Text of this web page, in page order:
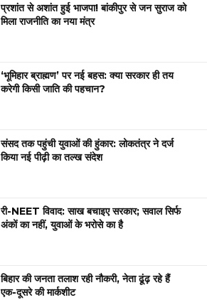
प्रशांत से अशांत हुई भाजपा! बांकीपुर से जन सुराज को
मिला राजनीति का नया मंत्र
‘भूमिहार ब्राह्मण’ पर नई बहस: क्या सरकार ही तय
करेगी किसी जाति की पहचान?
संसद तक पहुंची युवाओं की हुंकार: लोकतंत्र ने दर्ज
किया नई पीढ़ी का तल्ख संदेश
री-NEET विवाद: साख बचाइए सरकार; सवाल सिर्फ
अंकों का नहीं, युवाओं के भरोसे का है
बिहार की जनता तलाश रही नौकरी, नेता ढूंढ़ रहे हैं
एक-दूसरे की मार्कशीट